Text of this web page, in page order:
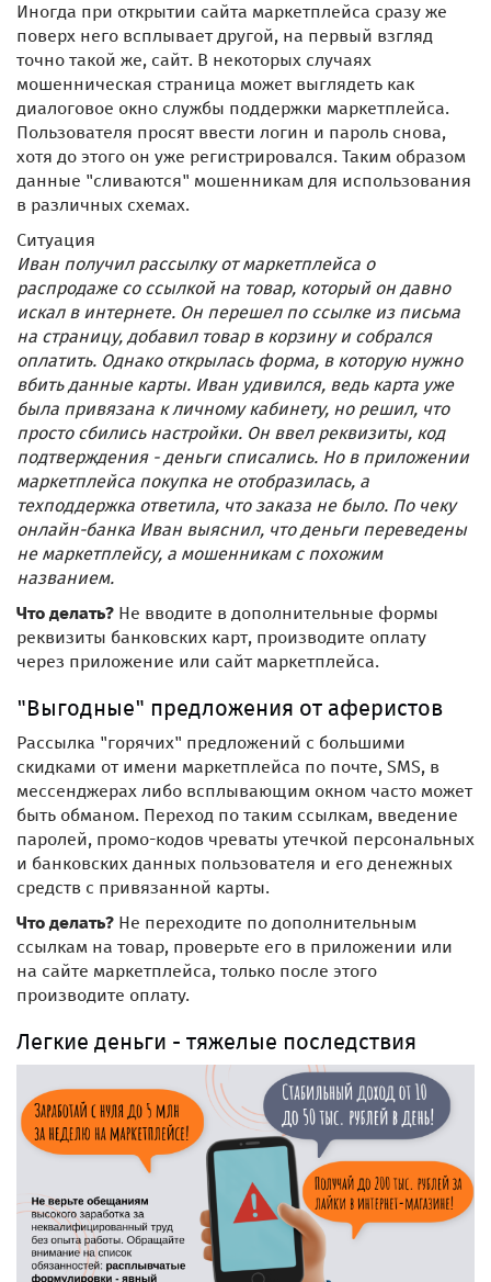
Иногда при открытии сайта маркетплейса сразу же
поверх него всплывает другой, на первый взгляд
точно такой же, сайт. В некоторых случаях
мошенническая страница может выглядеть как
диалоговое окно службы поддержки маркетплейса.
Пользователя просят ввести логин и пароль снова,
хотя до этого он уже регистрировался. Таким образом
данные "сливаются" мошенникам для использования
в различных схемах.
Ситуация
Иван получил рассылку от маркетплейса о
распродаже со ссылкой на товар, который он давно
искал в интернете. Он перешел по ссылке из письма
на страницу, добавил товар в корзину и собрался
оплатить. Однако открылась форма, в которую нужно
вбить данные карты. Иван удивился, ведь карта уже
была привязана к личному кабинету, но решил, что
просто сбились настройки. Он ввел реквизиты, код
подтверждения - деньги списались. Но в приложении
маркетплейса покупка не отобразилась, а
техподдержка ответила, что заказа не было. По чеку
онлайн-банка Иван выяснил, что деньги переведены
не маркетплейсу, а мошенникам с похожим
названием.
Что делать? Не вводите в дополнительные формы
реквизиты банковских карт, производите оплату
через приложение или сайт маркетплейса.
"Выгодные" предложения от аферистов
Рассылка "горячих" предложений с большими
скидками от имени маркетплейса по почте, SMS, в
мессенджерах либо всплывающим окном часто может
быть обманом. Переход по таким ссылкам, введение
паролей, промо-кодов чреваты утечкой персональных
и банковских данных пользователя и его денежных
средств с привязанной карты.
Что делать? Не переходите по дополнительным
ссылкам на товар, проверьте его в приложении или
на сайте маркетплейса, только после этого
производите оплату.
Легкие деньги - тяжелые последствия